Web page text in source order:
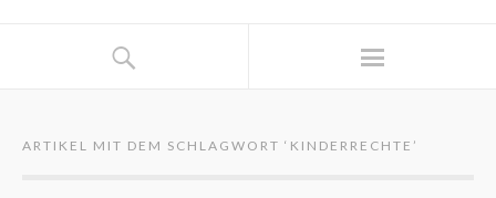
ARTIKEL MIT DEM SCHLAGWORT ‘ KINDERRECHTE ’